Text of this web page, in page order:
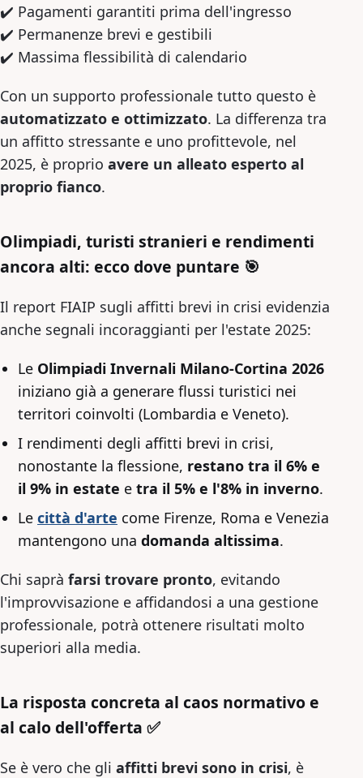
✔️ Pagamenti garantiti prima dell'ingresso
✔️ Permanenze brevi e gestibili
✔️ Massima flessibilità di calendario
Con un supporto professionale tutto questo è
automatizzato e ottimizzato. La differenza tra
un affitto stressante e uno profittevole, nel
2025, è proprio avere un alleato esperto al
proprio fianco.
Olimpiadi, turisti stranieri e rendimenti
ancora alti: ecco dove puntare 🎯
Il report FIAIP sugli affitti brevi in crisi evidenzia
anche segnali incoraggianti per l'estate 2025:
Le Olimpiadi Invernali Milano-Cortina 2026
iniziano già a generare flussi turistici nei
territori coinvolti (Lombardia e Veneto).
I rendimenti degli affitti brevi in crisi,
nonostante la flessione, restano tra il 6% e
il 9% in estate e tra il 5% e l'8% in inverno.
Le città d'arte come Firenze, Roma e Venezia
mantengono una domanda altissima.
Chi saprà farsi trovare pronto, evitando
l'improvvisazione e affidandosi a una gestione
professionale, potrà ottenere risultati molto
superiori alla media.
La risposta concreta al caos normativo e
al calo dell'offerta ✅
Se è vero che gli affitti brevi sono in crisi, è